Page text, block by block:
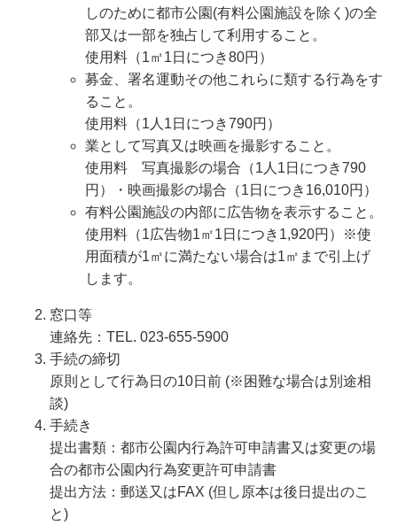
しのために都市公園(有料公園施設を除く)の全
部又は一部を独占して利用すること。
使用料（1㎡1日につき80円）
募金、署名運動その他これらに類する行為をす
ること。
使用料（1人1日につき790円）
業として写真又は映画を撮影すること。
使用料 写真撮影の場合（1人1日につき790
円）・映画撮影の場合（1日につき16,010円）
有料公園施設の内部に広告物を表示すること。
使用料（1広告物1㎡1日につき1,920円）※使
用面積が1㎡に満たない場合は1㎡まで引上げ
します。
窓口等
連絡先：TEL. 023-655-5900
手続の締切
原則として行為日の10日前 (※困難な場合は別途相
談)
手続き
提出書類：都市公園内行為許可申請書又は変更の場
合の都市公園内行為変更許可申請書
提出方法：郵送又はFAX (但し原本は後日提出のこ
と)